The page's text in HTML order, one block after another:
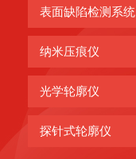
表面缺陷检测系统
纳米压痕仪
光学轮廓仪
探针式轮廓仪